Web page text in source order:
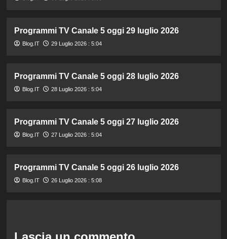
Programmi TV Canale 5 oggi 29 luglio 2026
Blog.IT 29 Luglio 2026 : 5:04
Programmi TV Canale 5 oggi 28 luglio 2026
Blog.IT 28 Luglio 2026 : 5:04
Programmi TV Canale 5 oggi 27 luglio 2026
Blog.IT 27 Luglio 2026 : 5:04
Programmi TV Canale 5 oggi 26 luglio 2026
Blog.IT 26 Luglio 2026 : 5:08